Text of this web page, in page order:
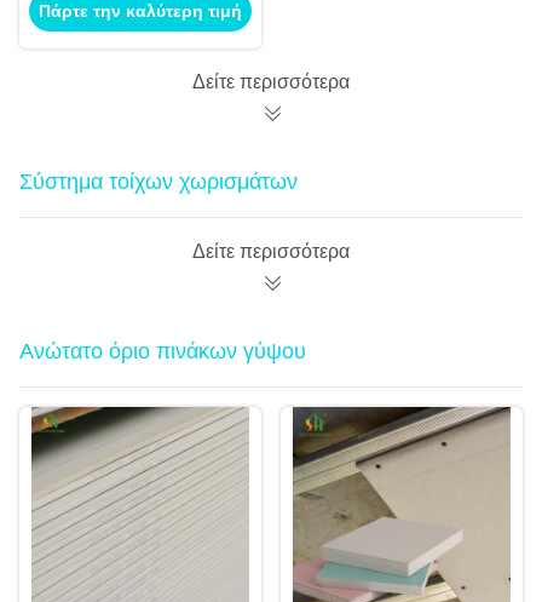
Ανεπυρόβλητο
Υψηλή αντοχή
Πάρτε την καλύτερη τιμή
Δείτε περισσότερα
Σύστημα τοίχων χωρισμάτων
Δείτε περισσότερα
Ανώτατο όριο πινάκων γύψου